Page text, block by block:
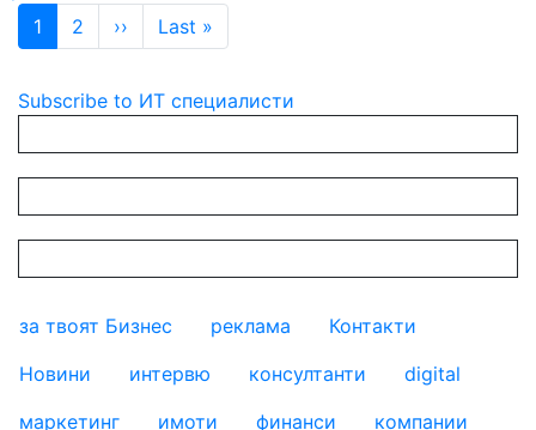
Pagination
1 2 ›› Next page
Last »
Subscribe to ИТ специалисти
за твоят Бизнес реклама Контакти
footer_statii
Новини интервю консултанти
digital
маркетинг
имоти финанси компании